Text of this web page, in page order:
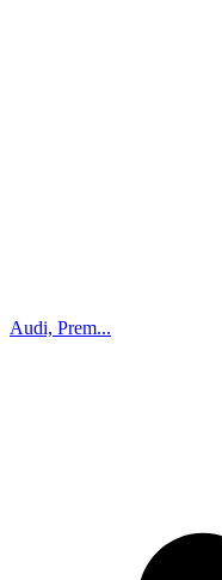
Audi, Prem...